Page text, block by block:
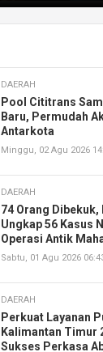
DAERAH
Pool Cititrans
Baru, Permudah
Antarkota
Minggu, 02 Agu 2026
DAERAH
74 Orang
Ungkap 56 Kasus
Operasi Antik
Sabtu, 01 Agu 2026
DAERAH
Perkuat Layanan
Kalimantan Timur
Sukses Perkasa